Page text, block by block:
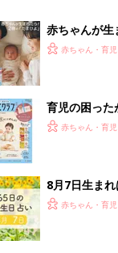
赤ちゃんが生
赤ちゃん・育児
育児の困っ
つ情報がいっ
赤ちゃん・育児
8月7日生ま
赤ちゃん・育児